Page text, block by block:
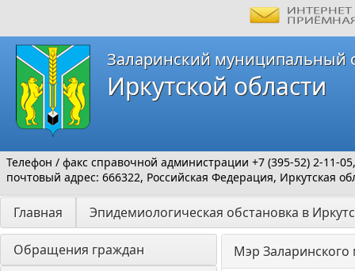
Заларинский муниципальный
Иркутской области
Телефон / факс справочной администрации +7 (395-52) 2-11-05,
почтовый адрес: 666322, Российская Федерация, Иркутская
Главная Эпидемиологическая обстановка в
Обращения граждан
Мэр Заларинского